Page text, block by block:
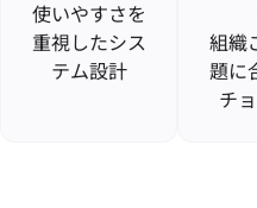
使いやすさを
重視したシス
テム設計
組織
題に
チ